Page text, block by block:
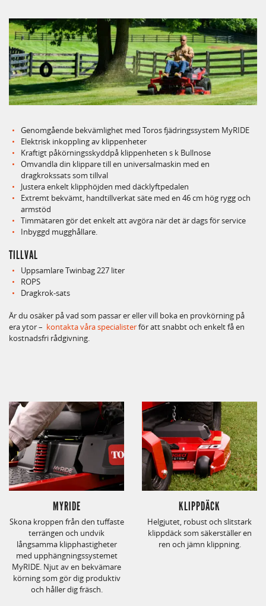
Genomgående bekvämlighet med Toros fjädringssystem MyRIDE
Elektrisk inkoppling av klippenheter
Kraftigt påkörningsskyddpå klippenheten s k Bullnose
Omvandla din klippare till en universalmaskin med en
dragkrokssats som tillval
Justera enkelt klipphöjden med däcklyftpedalen
Extremt bekvämt, handtillverkat säte med en 46 cm hög rygg och
armstöd
Timmätaren gör det enkelt att avgöra när det är dags för service
Inbyggd mugghållare.
TILLVAL
Uppsamlare Twinbag 227 liter
ROPS
Dragkrok-sats
Är du osäker på vad som passar er eller vill boka en provkörning på
era ytor – kontakta våra specialisterför att snabbt och enkelt få en
kostnadsfri rådgivning.
MYRIDE
Skona kroppen från den tuffaste
terrängen och undvik
långsamma klipphastigheter
med upphängningssystemet
MyRIDE. Njut av en bekvämare
körning som gör dig produktiv
och håller dig fräsch.
KLIPPDÄCK
Helgjutet, robust och slitstark
klippdäck som säkerställer en
ren och jämn klippning.